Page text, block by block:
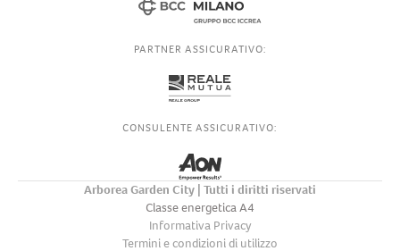
PARTNER ASSICURATIVO:
CONSULENTE ASSICURATIVO:
Arborea Garden City | Tutti i diritti riservati
Classe energetica A4
Informativa Privacy
Termini e condizioni di utilizzo